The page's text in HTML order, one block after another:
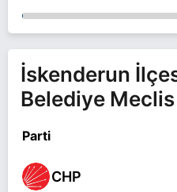
İskenderun
Belediye Meclis
Parti
CHP